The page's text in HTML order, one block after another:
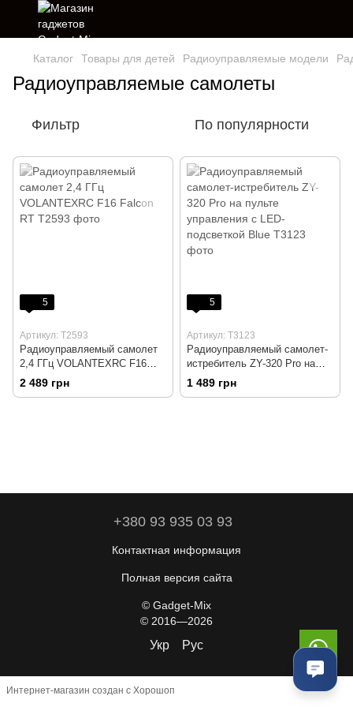
Каталог Товары для детей Радиоуправляемые модели
Радиоуправляемые самолеты
Фильтр По популярности
5
Артикул: T2593
Радиоуправляемый самолет
2,4 ГГц VOLANTEXRC F16
Falcon RT
2 489 грн
5
Артикул: T3123
Радиоуправляемый самолет-
истребитель ZY-320 Pro на
пульте управления с LED-
подсветкой Blue
1 489 грн
+380 93 935 03 93
Контактная информация
Полная версия сайта
© Gadget-Mix
© 2016—2026
Укр Рус
Интернет-магазин создан с Хорошоп